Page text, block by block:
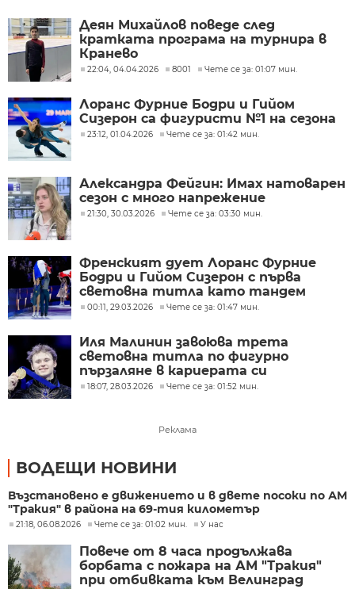
Деян Михайлов поведе след
кратката програма на турнира в
Кранево
22:04, 04.04.2026 8001 Чете се за: 01:07 мин.
Лоранс Фурние Бодри и Гийом
Сизерон са фигуристи №1 на сезона
23:12, 01.04.2026 Чете се за: 01:42 мин.
Александра Фейгин: Имах натоварен
сезон с много напрежение
21:30, 30.03.2026 Чете се за: 03:30 мин.
Френският дует Лоранс Фурние
Бодри и Гийом Сизерон с първа
световна титла като тандем
00:11, 29.03.2026 Чете се за: 01:47 мин.
Иля Малинин завоюва трета
световна титла по фигурно
пързаляне в кариерата си
18:07, 28.03.2026 Чете се за: 01:52 мин.
Реклама
ВОДЕЩИ НОВИНИ
Възстановено е движението и в двете посоки по АМ
"Тракия" в района на 69-тия километър
21:18, 06.08.2026 Чете се за: 01:02 мин. У нас
Повече от 8 часа продължава
борбата с пожара на АМ "Тракия"
при отбивката към Велинград